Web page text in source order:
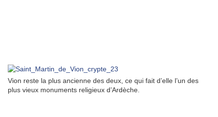
Vion reste la plus ancienne des deux, ce qui fait d’elle l’un des
plus vieux monuments religieux d’Ardèche.